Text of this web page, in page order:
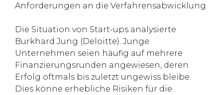
Anforderungen an die Verfahrensabwicklung.
Die Situation von Start-ups analysierte
Burkhard Jung (Deloitte). Junge
Unternehmen seien häufig auf mehrere
Finanzierungsrunden angewiesen, deren
Erfolg oftmals bis zuletzt ungewiss bleibe.
Dies könne erhebliche Risiken für die